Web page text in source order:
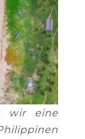
wir eine